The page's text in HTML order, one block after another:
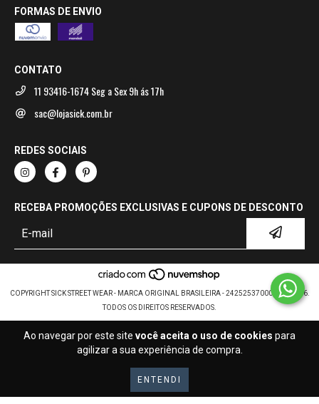
Ao navegar por este site você aceita o uso de cookies para
agilizar a sua experiência de compra.
ENTENDI
FORMAS DE ENVIO
CONTATO
11 93416-1674 Seg a Sex 9h ás 17h
sac@lojasick.com.br
REDES SOCIAIS
RECEBA PROMOÇÕES EXCLUSIVAS E CUPONS DE DESCONTO
COPYRIGHT SICK STREET WEAR - MARCA ORIGINAL BRASILEIRA - 24252537000107 - 2026.
TODOS OS DIREITOS RESERVADOS.